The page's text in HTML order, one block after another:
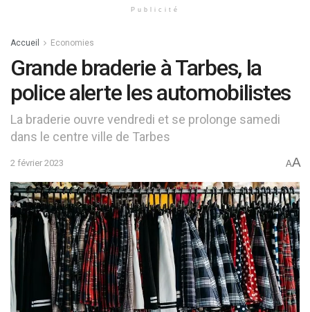
Publicité
Accueil Economies
Grande braderie à Tarbes, la
police alerte les automobilistes
La braderie ouvre vendredi et se prolonge samedi
dans le centre ville de Tarbes
2 février 2023 AA